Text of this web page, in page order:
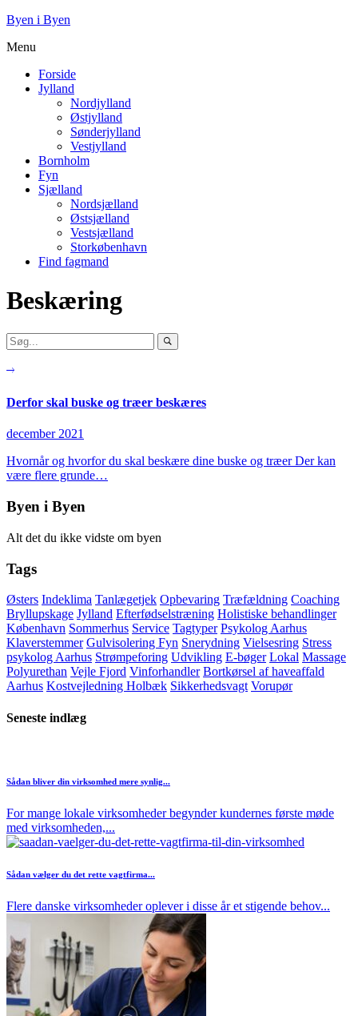
Byen i Byen
Menu
Forside
Jylland
Nordjylland
Østjylland
Sønderjylland
Vestjylland
Bornholm
Fyn
Sjælland
Nordsjælland
Østsjælland
Vestsjælland
Storkøbenhavn
Find fagmand
Beskæring
Derfor skal buske og træer beskæres
december 2021
Hvornår og hvorfor du skal beskære dine buske og træer Der kan
være flere grunde…
Byen i Byen
Alt det du ikke vidste om byen
Tags
Østers Indeklima Tanlægetjek Opbevaring Træfældning Coaching
Bryllupskage Jylland Efterfødselstræning Holistiske behandlinger
København Sommerhus Service Tagtyper Psykolog Aarhus
Klaverstemmer Gulvisolering Fyn Snerydning Vielsesring Stress
psykolog Aarhus Strømpeforing Udvikling E-bøger Lokal Massage
Polyurethan Vejle Fjord Vinforhandler Bortkørsel af haveaffald
Aarhus Kostvejledning Holbæk Sikkerhedsvagt Vorupør
Seneste indlæg
Sådan bliver din virksomhed mere synlig...
For mange lokale virksomheder begynder kundernes første møde
med virksomheden,...
Sådan vælger du det rette vagtfirma...
Flere danske virksomheder oplever i disse år et stigende behov...